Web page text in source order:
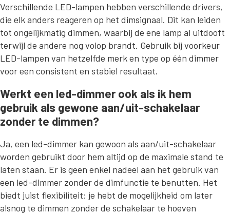
Verschillende LED-lampen hebben verschillende drivers,
die elk anders reageren op het dimsignaal. Dit kan leiden
tot ongelijkmatig dimmen, waarbij de ene lamp al uitdooft
terwijl de andere nog volop brandt. Gebruik bij voorkeur
LED-lampen van hetzelfde merk en type op één dimmer
voor een consistent en stabiel resultaat.
Werkt een led-dimmer ook als ik hem
gebruik als gewone aan/uit-schakelaar
zonder te dimmen?
Ja, een led-dimmer kan gewoon als aan/uit-schakelaar
worden gebruikt door hem altijd op de maximale stand te
laten staan. Er is geen enkel nadeel aan het gebruik van
een led-dimmer zonder de dimfunctie te benutten. Het
biedt juist flexibiliteit: je hebt de mogelijkheid om later
alsnog te dimmen zonder de schakelaar te hoeven